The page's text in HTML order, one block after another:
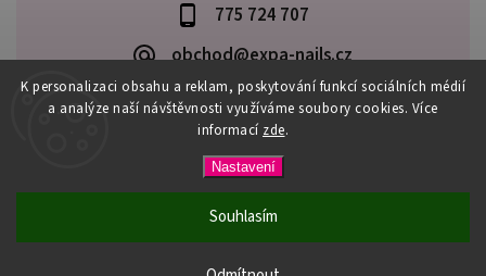
K personalizaci obsahu a reklam, poskytování funkcí sociálních médií
a analýze naší návštěvnosti využíváme soubory cookies. Více
informací zde.
Nastavení
Souhlasím
PŘI NÁKUPU NAD 600,- MÁTE DOPRAVU ZDARMA / DÁREK K
NÁKUPU! VYBERTE SI HO PŘI OBJEDNÁVCE NAD 1500,- NEBO
775 724 707
obchod@expa-nails.cz
Expanails.cz. Všechna práva vyhrazena.
Upravit nastavení cookies
VytvořilShoptet | Design